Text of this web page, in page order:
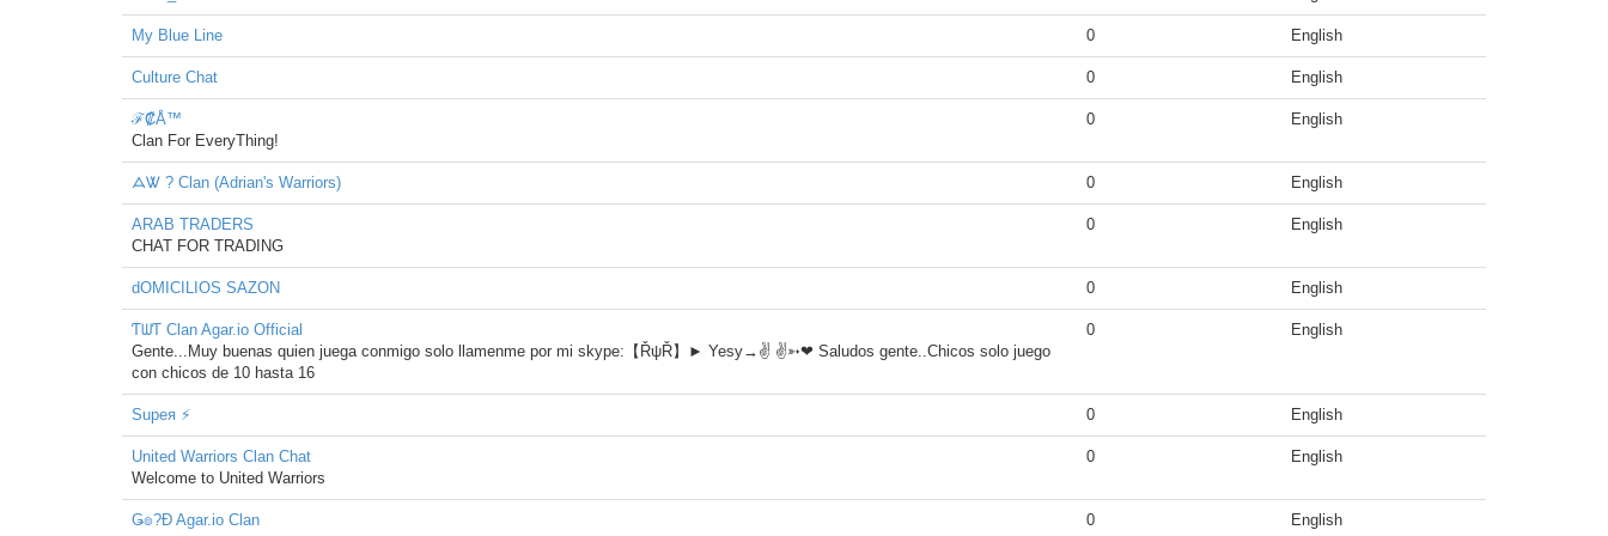
My Blue Line 0 English
Culture Chat 0 English
ℱ₡Å™
Clan For EveryThing!
0 English
ᗋᏔ ? Clan (Adrian's Warriors) 0 English
ARAB TRADERS
CHAT FOR TRADING
0 English
dOMICILIOS SAZON 0 English
ƬᗯƬ Clan Agar.io Official
Gente...Muy buenas quien juega conmigo solo llamenme por mi skype:【ŘψŘ】► Yesy→✌ ✌➳❤ Saludos gente..Chicos solo juego
con chicos de 10 hasta 16
0 English
Supeя ⚡ 0 English
United Warriors Clan Chat
Welcome to United Warriors
0 English
Ǥ๏?Đ Agar.io Clan 0 English